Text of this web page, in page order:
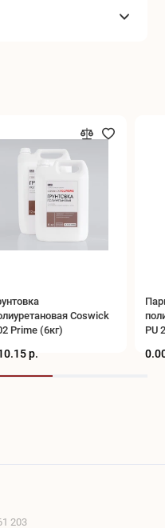
Coswick
Prime (6кг)
р.
PU
203